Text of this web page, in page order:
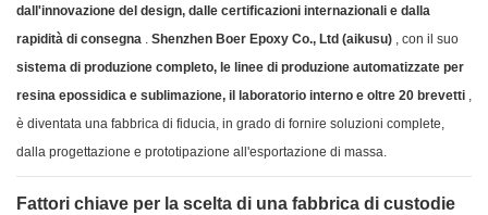
dall'innovazione del design, dalle certificazioni internazionali e dalla
rapidità di consegna . Shenzhen Boer Epoxy Co., Ltd (aikusu) , con il suo
sistema di produzione completo, le linee di produzione automatizzate per
resina epossidica e sublimazione, il laboratorio interno e oltre 20 brevetti ,
è diventata una fabbrica di fiducia, in grado di fornire soluzioni complete,
dalla progettazione e prototipazione all'esportazione di massa.
Fattori chiave per la scelta di una fabbrica di custodie